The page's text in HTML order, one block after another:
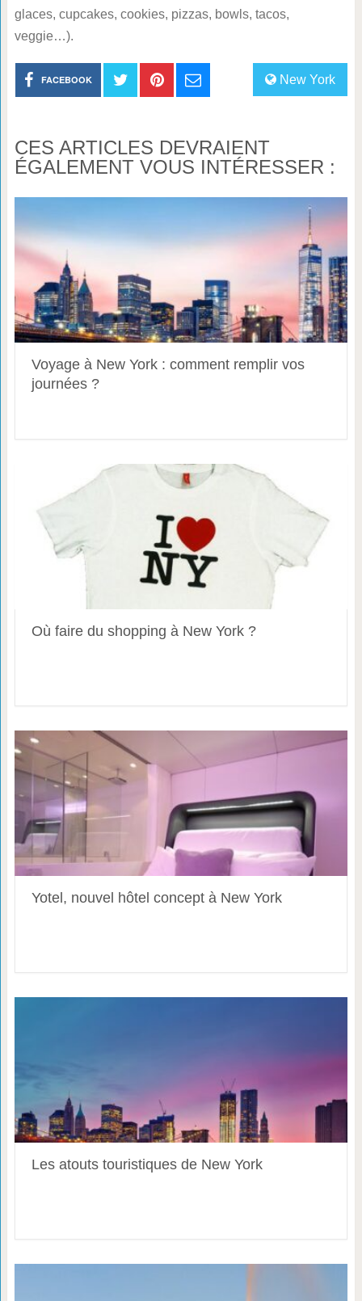
glaces, cupcakes, cookies, pizzas, bowls, tacos,
veggie…).
New York
FACEBOOK
CES ARTICLES DEVRAIENT
ÉGALEMENT VOUS INTÉRESSER :
Voyage à New York : comment remplir vos
journées ?
Où faire du shopping à New York ?
Yotel, nouvel hôtel concept à New York
Les atouts touristiques de New York